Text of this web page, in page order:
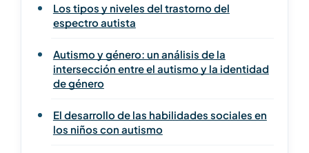
Los tipos y niveles del trastorno del
espectro autista
Autismo y género: un análisis de la
intersección entre el autismo y la identidad
de género
El desarrollo de las habilidades sociales en
los niños con autismo